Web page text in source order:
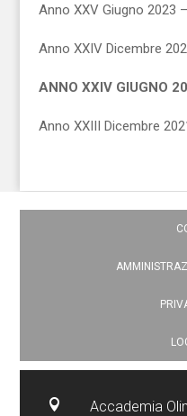
Anno XXV Giugno 2023
Anno XXIV Dicembre
ANNO XXIV GIUGNO
Anno XXIII Dicembre
 Accademia